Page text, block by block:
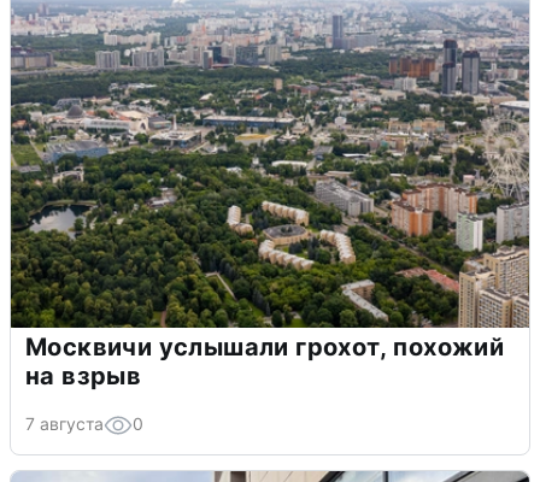
Москвичи услышали грохот, похожий
на взрыв
7 августа 0